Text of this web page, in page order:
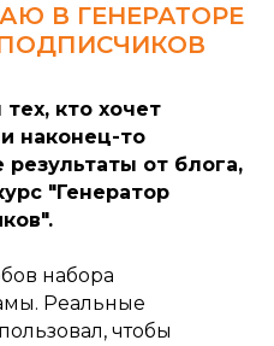
В ГЕНЕРАТОРЕ
кто хочет
наконец-то
от блога,
"Генератор
набора
Реальные
чтобы